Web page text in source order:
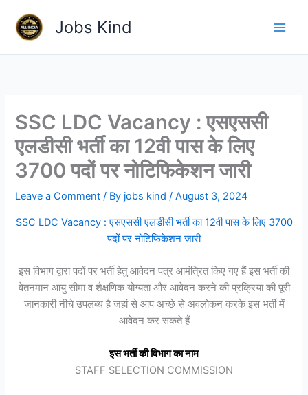
content
Jobs Kind
SSC LDC Vacancy : एसएससी
एलडीसी भर्ती का 12वी पास के लिए
3700 पदों पर नोटिफिकेशन जारी
Leave a Comment / By jobs kind/August 3, 2024
SSC LDC Vacancy : एसएससी एलडीसी भर्ती का 12वी पास के लिए 3700
पदों पर नोटिफिकेशन जारी
इस विभाग द्वारा पदों पर भर्ती हेतु आवेदन पत्र आमंत्रित किए गए हैं इस भर्ती की
वेतनमान आयु सीमा व शैक्षणिक योग्यता और आवेदन करने की प्रक्रिया की पूरी
जानकारी नीचे उपलब्ध है जहां से आप अच्छे से अवलोकन करके इस भर्ती में
आवेदन कर सकते हैं
इस भर्ती की विभाग का नाम
STAFF SELECTION COMMISSION